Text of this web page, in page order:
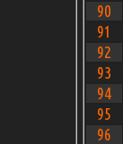
90
91
92
93
94
95
96